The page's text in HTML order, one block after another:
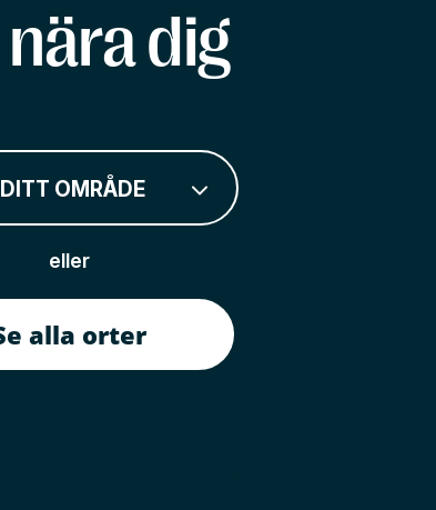
dig
OMRÅDE
eller
alla orter